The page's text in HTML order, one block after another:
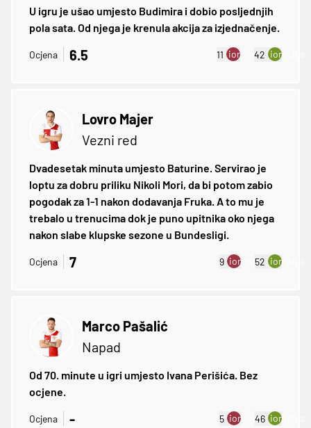
U igru je ušao umjesto Budimira i dobio posljednjih
pola sata. Od njega je krenula akcija za izjednačenje.
Ocjena 6.5 11 ion:minus
42 ion:plus
Lovro Majer
Vezni red
Dvadesetak minuta umjesto Baturine. Servirao je
loptu za dobru priliku Nikoli Mori, da bi potom zabio
pogodak za 1-1 nakon dodavanja Fruka. A to mu je
trebalo u trenucima dok je puno upitnika oko njega
nakon slabe klupske sezone u Bundesligi.
Ocjena 7 9 ion:minus
52 ion:plus
Marco Pašalić
Napad
Od 70. minute u igri umjesto Ivana Perišića. Bez
ocjene.
Ocjena - 5 ion:minus
46 ion:plus